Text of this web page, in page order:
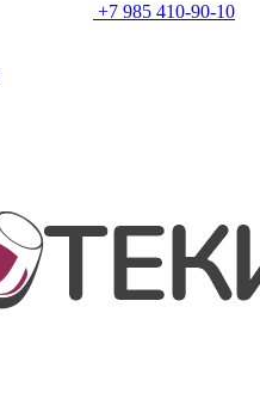
+7 985 410-90-10